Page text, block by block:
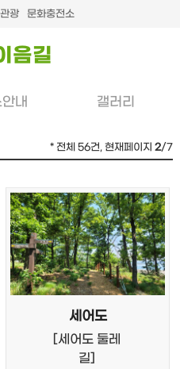
음길
내 갤러리
광 문화충전소
* 전체 56건, 현재페이지2/7
세어도
[세어도 둘레
길]